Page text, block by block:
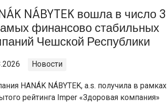
NÁBYTEK вошла в число 3
финансово стабильных
Чешской Республики
Новости
HANÁK NÁBYTEK, a.s. получила в рамках
рейтинга Imper «Здоровая компания»